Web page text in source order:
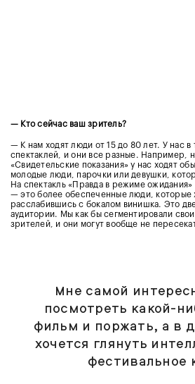
— Кто сейчас ваш зритель?
— К нам ходят люди от 15 до 80 лет. У нас в
спектаклей, и они все разные. Например,
«Свидетельские показания» у нас ходят
молодые люди, парочки или девушки,
На спектакль «Правда в режиме ожидания»
— это более обеспеченные люди, которые
расслабившись с бокалом винишка. Это
аудитории. Мы как бы сегментировали
зрителей, и они могут вообще не
Мне самой
посмотреть какой-
фильм и поржать, а в
хочется глянуть
фестивальное